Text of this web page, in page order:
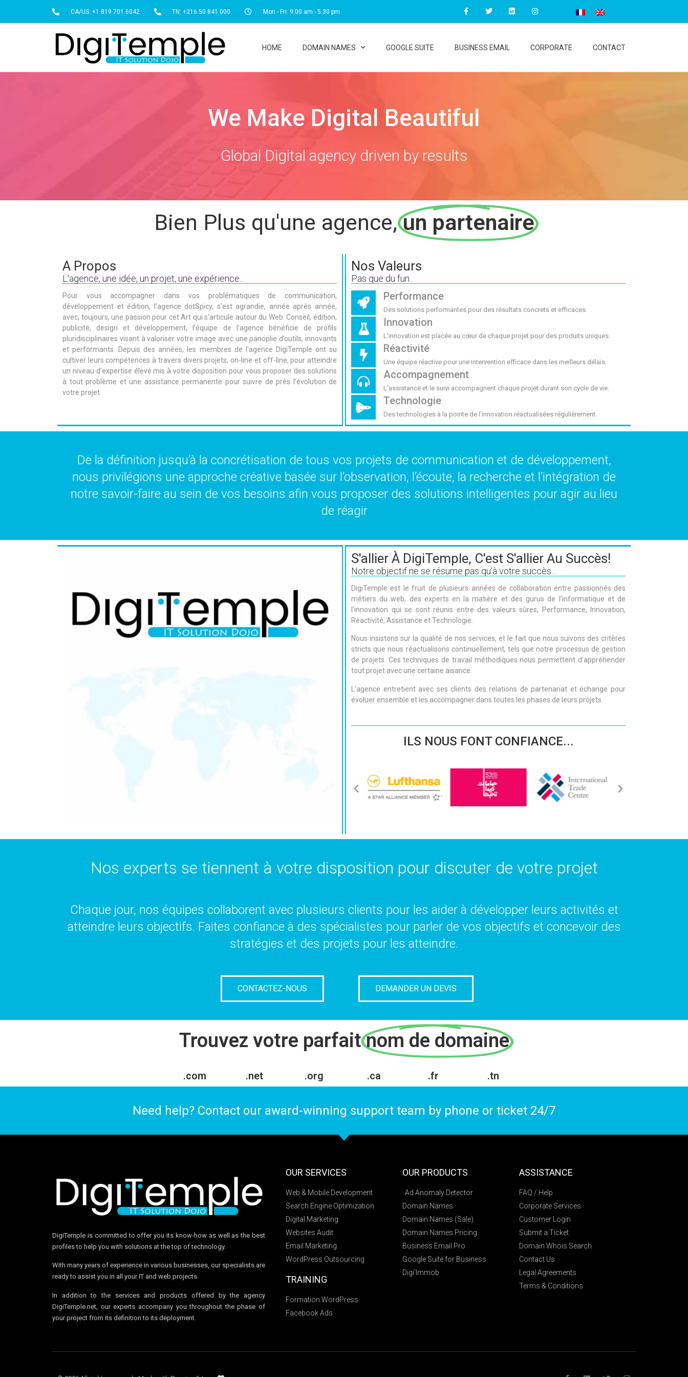
CA/US: +1 819 701 6042 TN: +216 50 841 000 Mon - Fri: 9:00 am - 5:30 pm
HOME DOMAIN NAMES GOOGLE SUITE BUSINESS EMAIL CORPORATE CONTACT
We Make Digital Beautiful
Global Digital agency driven by results
Bien Plus qu'une agence, un partenaire
A Propos
L'agence, une idée, un projet, une expérience...
Pour vous accompagner dans vos problématiques de communication,
développement et édition, l’agence dotSpicy, s’est agrandie, année après année,
avec, toujours, une passion pour cet Art qui s’articule autour du Web. Conseil, édition,
publicité, design et développement, l’équipe de l’agence bénéficie de profils
pluridisciplinaires visant à valoriser votre image avec une panoplie d’outils, innovants
et performants. Depuis des années, les membres de l’agence DigiTemple ont su
cultiver leurs compétences à travers divers projets, on-line et off-line, pour atteindre
un niveau d’expertise élevé mis à votre disposition pour vous proposer des solutions
à tout problème et une assistance permanente pour suivre de près l’évolution de
votre projet.
Nos Valeurs
Pas que du fun...
Performance
Des solutions performantes pour des résultats concrets et efficaces.
Innovation
L’innovation est placée au cœur de chaque projet pour des produits uniques.
Réactivité
Une équipe réactive pour une intervention efficace dans les meilleurs délais.
Accompagnement
L’assistance et le suivi accompagnent chaque projet durant son cycle de vie.
Technologie
Des technologies à la pointe de l’innovation réactualisées régulièrement.
De la définition jusqu’à la concrétisation de tous vos projets de communication et de développement,
nous privilégions une approche créative basée sur l’observation, l’écoute, la recherche et l’intégration de
notre savoir-faire au sein de vos besoins afin vous proposer des solutions intelligentes pour agir au lieu
de réagir
S'allier À DigiTemple, C'est S'allier Au Succès!
Notre objectif ne se résume pas qu'à votre succès...
DigiTemple est le fruit de plusieurs années de collaboration entre passionnés des
métiers du web, des experts en la matière et des gurus de l’informatique et de
l’innovation qui se sont réunis entre des valeurs sûres, Performance, Innovation,
Réactivité, Assistance et Technologie.
Nous insistons sur la qualité de nos services, et le fait que nous suivons des critères
stricts que nous réactualisons continuellement, tels que notre processus de gestion
de projets. Ces techniques de travail méthodiques nous permettent d’appréhender
tout projet avec une certaine aisance.
L’agence entretient avec ses clients des relations de partenariat et échange pour
évoluer ensemble et les accompagner dans toutes les phases de leurs projets.
ILS NOUS FONT CONFIANCE...
Nos experts se tiennent à votre disposition pour discuter de votre projet
Chaque jour, nos équipes collaborent avec plusieurs clients pour les aider à développer leurs activités et
atteindre leurs objectifs. Faites confiance à des spécialistes pour parler de vos objectifs et concevoir des
stratégies et des projets pour les atteindre.
CONTACTEZ-NOUS DEMANDER UN DEVIS
Trouvez votre parfaitnom de domaine
.com .net .org .ca .fr .tn
Need help? Contact our award-winning support team by phone or ticket 24/7
DigiTemple is committed to offer you its know-how as well as the best
profiles to help you with solutions at the top of technology.
With many years of experience in various businesses, our specialists are
ready to assist you in all your IT and web projects.
In addition to the services and products offered by the agency
DigiTemple.net, our experts accompany you throughout the phase of
your project from its definition to its deployment.
OUR SERVICES
Web & Mobile Development
Search Engine Optimization
Digital Marketing
Websites Audit
Email Marketing
WordPress Outsourcing
TRAINING
Formation WordPress
Facebook Ads
OUR PRODUCTS
Ad Anomaly Detector
Domain Names
Domain Names (Sale)
Domain Names Pricing
Business Email Pro
Google Suite for Business
Digi'Immob
ASSISTANCE
FAQ / Help
Corporate Services
Customer Login
Submit a Ticket
Domain Whois Search
Contact Us
Legal Agreements
Terms & Conditions